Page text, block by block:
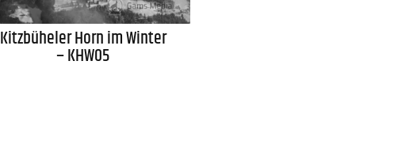
Kitzbüheler Horn im Winter
– KHW05